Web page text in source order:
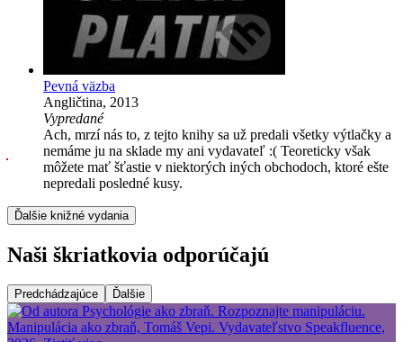
Pevná väzba
Angličtina, 2013
Vypredané
Ach, mrzí nás to, z tejto knihy sa už predali všetky výtlačky a
nemáme ju na sklade my ani vydavateľ :( Teoreticky však
môžete mať šťastie v niektorých iných obchodoch, ktoré ešte
nepredali posledné kusy.
Ďalšie knižné vydania
Naši škriatkovia odporúčajú
Predchádzajúce Ďalšie